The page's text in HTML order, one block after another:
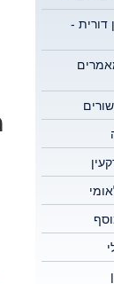
דורית -